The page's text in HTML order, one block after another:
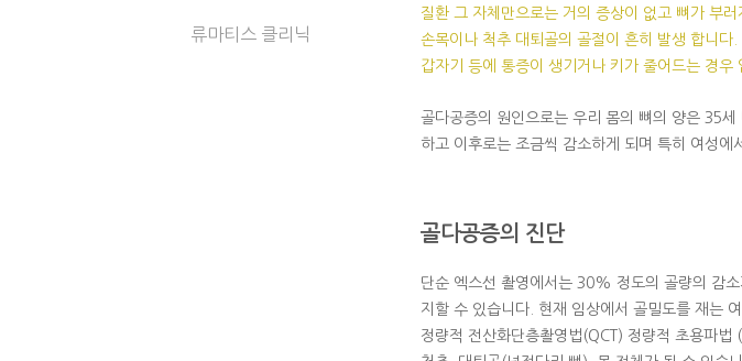
류마티스 클리닉
질환 그 자체만으로는 거의 증상이 없고 뼈가 부
손목이나 척추 대퇴골의 골절이 흔히 발생 합니
갑자기 등에 통증이 생기거나 키가 줄어드는 경우
골다공증의 원인으로는 우리 몸의 뼈의 양은 35
하고 이후로는 조금씩 감소하게 되며 특히 여성에
골다공증의 진단
단순 엑스선 촬영에서는 30% 정도의 골량의 감
지할 수 있습니다. 현재 임상에서 골밀도를 재는
정량적 전산화단층촬영법(QCT) 정량적 초용파